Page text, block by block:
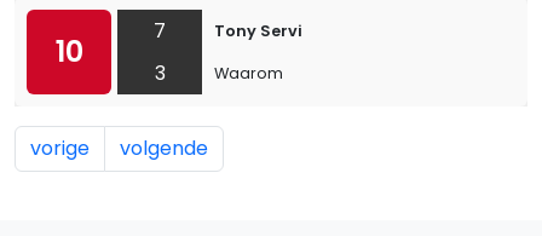
10
7
3
Tony Servi
Waarom
vorige volgende